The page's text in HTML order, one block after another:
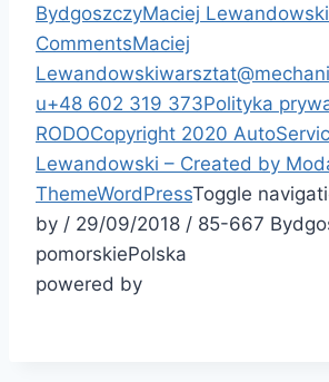
BydgoszczyMaciej Lewandowski
CommentsMaciej
Lewandowski
u+48 602 319 373Polityka
RODOCopyright 2020
Lewandowski – Created by
ThemeWordPressToggle
by / 29/09/2018 / 85-667
pomorskiePolska
powered by